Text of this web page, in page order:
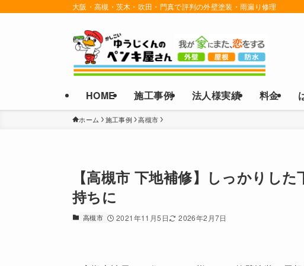
大阪・高槻・茨木・吹田・門真で評判の外壁塗装・雨漏り修理
HOME 施工事例 法人様実績 料金
ホーム 施工事例 高槻市
【高槻市 下地補修】しっかりし
持ちに
高槻市 2021年11月5日 2026年2月7日